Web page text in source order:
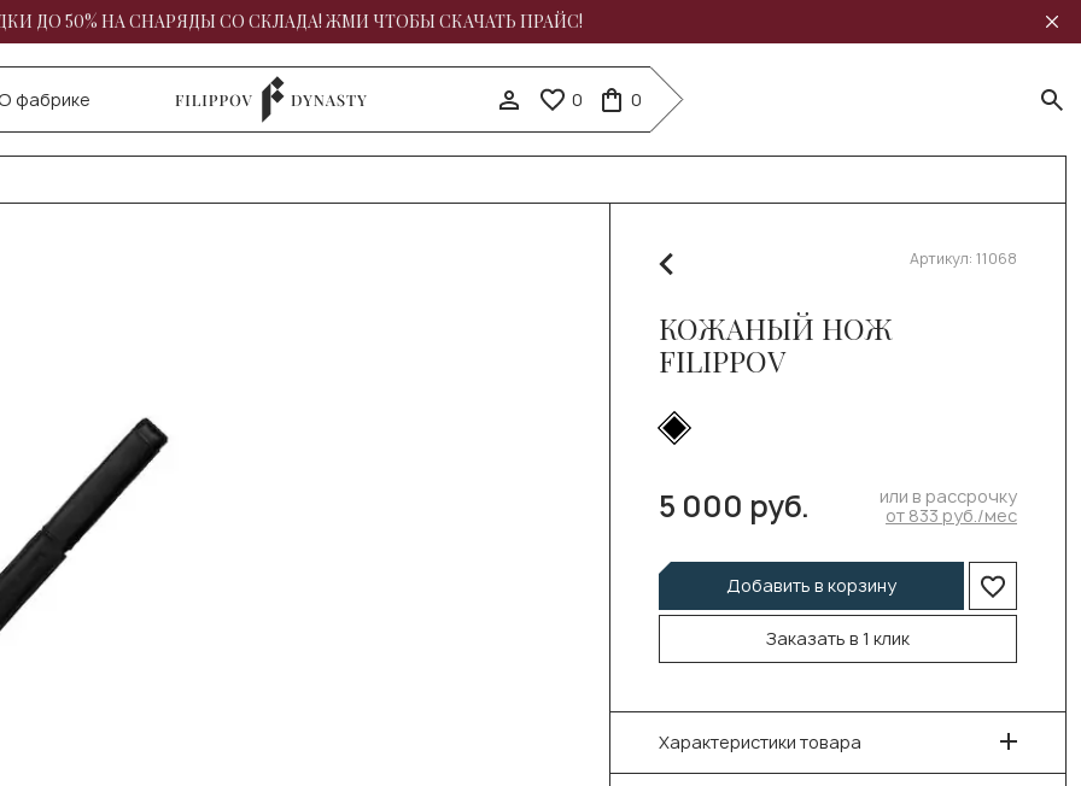
ДО 50% НА СНАРЯДЫ СО СКЛАДА! ЖМИ ЧТОБЫ СКАЧАТЬ ПРАЙС!
фабрике 0 0
Артикул: 11068
КОЖАНЫЙ НОЖ
FILIPPOV
5 000 руб.
или в рассрочку
от 833 руб./мес
Добавить в корзину
Заказать в 1 клик
Характеристики товара